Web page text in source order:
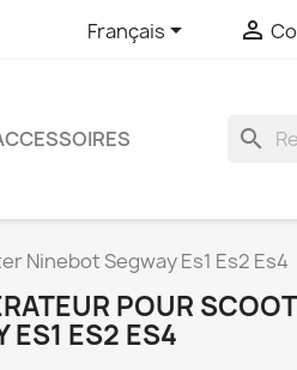
Français 
search
Ninebot Segway Es1 Es2 Es4
POUR
ES1 ES2 ES4